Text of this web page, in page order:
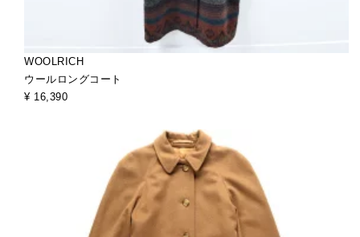
WOOLRICH
ウールロングコート
¥ 16,390